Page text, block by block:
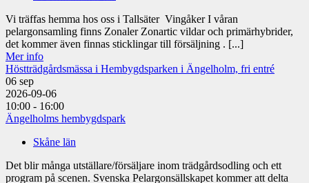
Vi träffas hemma hos oss i Tallsäter Vingåker I våran
pelargonsamling finns Zonaler Zonartic vildar och primärhybrider,
det kommer även finnas sticklingar till försäljning . [...]
Mer info
Höstträdgårdsmässa i Hembygdsparken i Ängelholm, fri entré
06 sep
2026-09-06
10:00 - 16:00
Ängelholms hembygdspark
Skåne län
Det blir många utställare/försäljare inom trädgårdsodling och ett
program på scenen. Svenska Pelargonsällskapet kommer att delta